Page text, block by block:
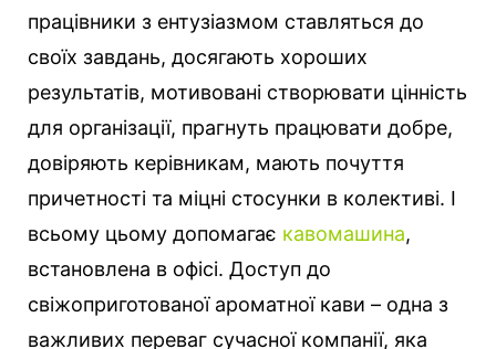
працівники з ентузіазмом ставляться до
своїх завдань, досягають хороших
результатів, мотивовані створювати цінність
для організації, прагнуть працювати добре,
довіряють керівникам, мають почуття
причетності та міцні стосунки в колективі. І
всьому цьому допомагає кавомашина,
встановлена в офісі. Доступ до
свіжоприготованої ароматної кави – одна з
важливих переваг сучасної компанії, яка